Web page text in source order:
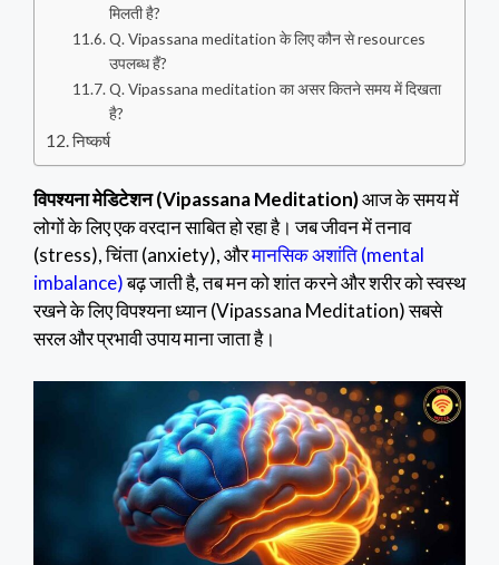
मिलती है?
Q. Vipassana meditation के लिए कौन से resources
उपलब्ध हैं?
Q. Vipassana meditation का असर कितने समय में दिखता
है?
निष्कर्ष
विपश्यना मेडिटेशन (Vipassana Meditation)आज के समय में
लोगों के लिए एक वरदान साबित हो रहा है। जब जीवन में तनाव
(stress), चिंता (anxiety), औरमानसिक अशांति (mental
imbalance)बढ़ जाती है, तब मन को शांत करने और शरीर को स्वस्थ
रखने के लिए विपश्यना ध्यान (Vipassana Meditation) सबसे
सरल और प्रभावी उपाय माना जाता है।